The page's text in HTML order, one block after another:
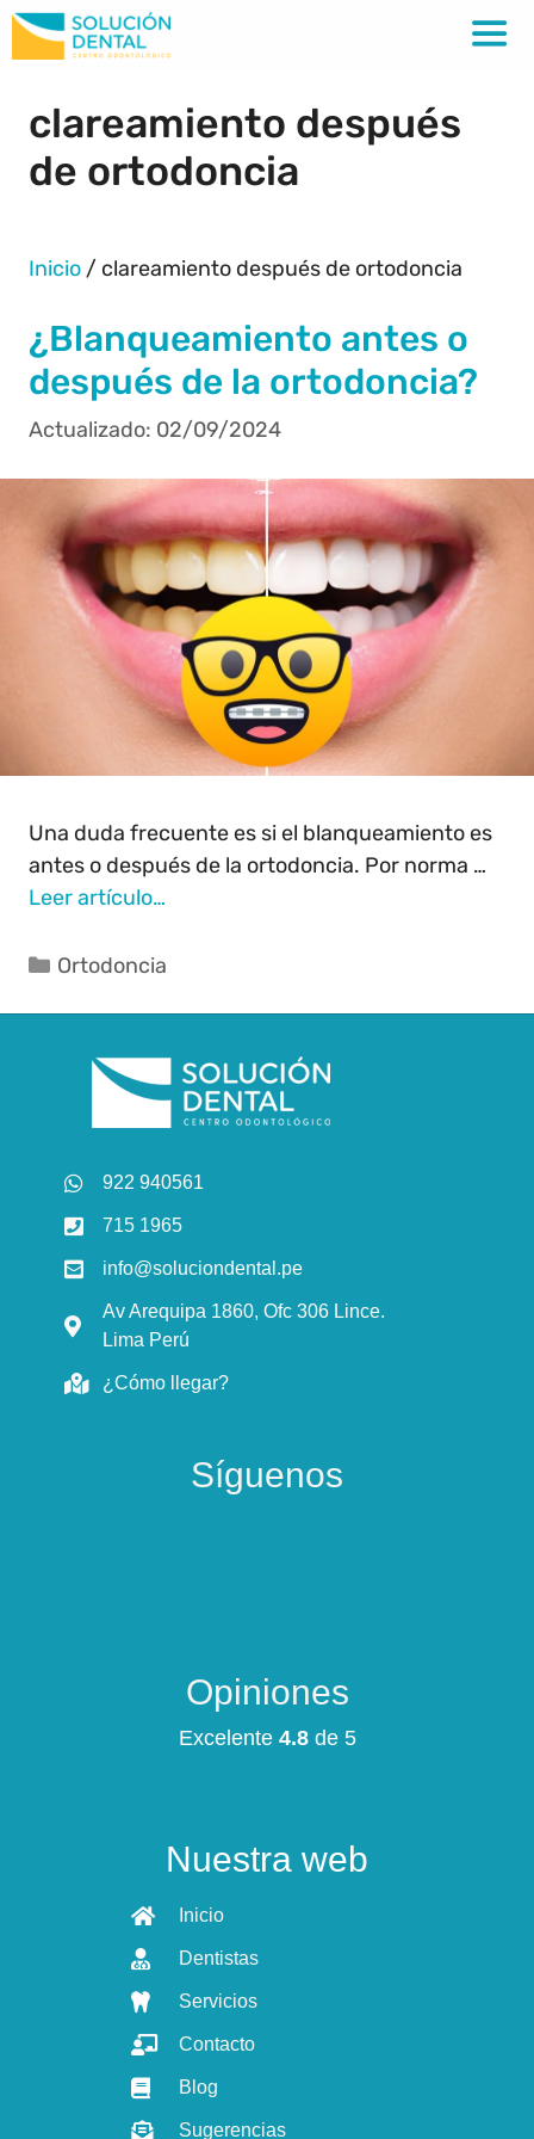
clareamiento después
de ortodoncia
Inicio / clareamiento después de ortodoncia
¿Blanqueamiento antes o
después de la ortodoncia?
02/09/2024
Una duda frecuente es si el blanqueamiento es
antes o después de la ortodoncia. Por norma …
Leer artículo…
Ortodoncia
922 940561
715 1965
info@soluciondental.pe
Av Arequipa 1860, Ofc 306 Lince.
Lima Perú
¿Cómo llegar?
Síguenos
Opiniones
Excelente 4.8de 5
Nuestra web
Inicio
Dentistas
Servicios
Contacto
Blog
Sugerencias